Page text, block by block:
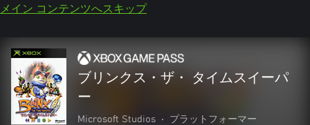
メイン コンテンツへスキップ
ブリンクス・ザ・ タイムスイーパ
ー
Microsoft Studios • プラットフォーマー